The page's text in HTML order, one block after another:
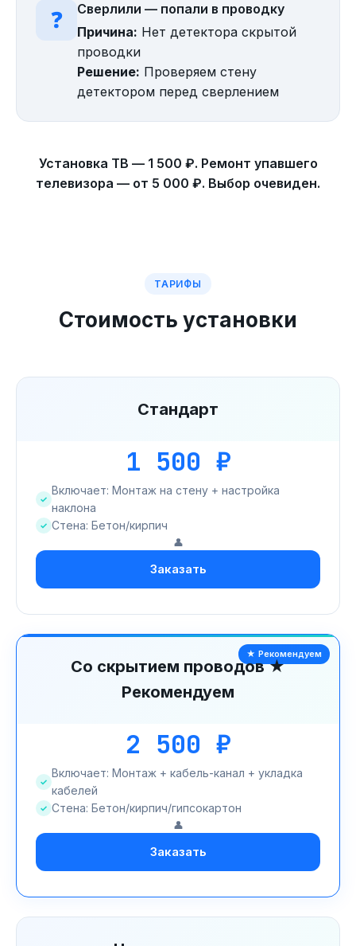
❓
Сверлили — попали в проводку
Причина: Нет детектора скрытой
проводки
Решение: Проверяем стену
детектором перед сверлением
Установка ТВ — 1 500 ₽. Ремонт упавшего
телевизора — от 5 000 ₽. Выбор очевиден.
ТАРИФЫ
Стоимость установки
Стандарт
1 500 ₽
Включает: Монтаж на стену + настройка
наклона
Стена: Бетон/кирпич
👤
Заказать
★ Рекомендуем
Со скрытием проводов ★
Рекомендуем
2 500 ₽
Включает: Монтаж + кабель-канал + укладка
кабелей
Стена: Бетон/кирпич/гипсокартон
👤
Заказать